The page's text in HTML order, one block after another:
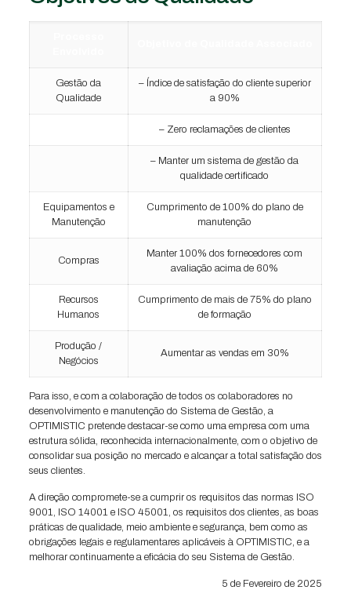
Gestão da
Qualidade
– Índice de satisfação do cliente superior
a 90%
– Zero reclamações de clientes
– Manter um sistema de gestão da
qualidade certificado
Equipamentos e
Manutenção
Cumprimento de 100% do plano de
manutenção
Compras
Manter 100% dos fornecedores com
avaliação acima de 60%
Recursos
Humanos
Cumprimento de mais de 75% do plano
de formação
Produção /
Negócios
Aumentar as vendas em 30%
Para isso, e com a colaboração de todos os colaboradores no
desenvolvimento e manutenção do Sistema de Gestão, a
OPTIMISTIC pretende destacar-se como uma empresa com uma
estrutura sólida, reconhecida internacionalmente, com o objetivo de
consolidar sua posição no mercado e alcançar a total satisfação dos
seus clientes.
A direção compromete-se a cumprir os requisitos das normas ISO
9001, ISO 14001 e ISO 45001, os requisitos dos clientes, as boas
práticas de qualidade, meio ambiente e segurança, bem como as
obrigações legais e regulamentares aplicáveis à OPTIMISTIC, e a
melhorar continuamente a eficácia do seu Sistema de Gestão.
5 de Fevereiro de 2025